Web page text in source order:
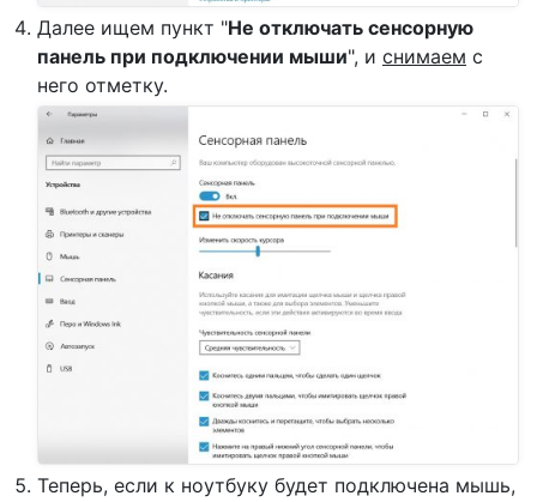
Далее ищем пункт "Не отключать сенсорную
панель при подключении мыши", и снимаем с
него отметку.
Теперь, если к ноутбуку будет подключена мышь,